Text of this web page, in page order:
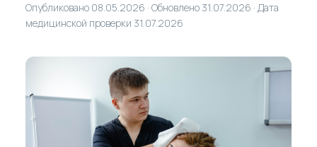
Опубликовано 08.05.2026 · Обновлено 31.07.2026 · Дата
медицинской проверки 31.07.2026